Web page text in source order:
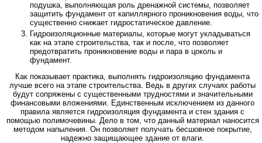
подушка, выполняющая роль дренажной системы, позволяет
защитить фундамент от капиллярного проникновения воды, что
существенно снижает гидростатическое давление.
Гидроизоляционные материалы, которые могут укладываться
как на этапе строительства, так и после, что позволяет
предотвратить проникновение воды и пара в цоколь и
фундамент.
Как показывает практика, выполнять гидроизоляцию фундамента
лучше всего на этапе строительства. Ведь в других случаях работы
будут сопряжены с существенными трудностями и значительными
финансовыми вложениями. Единственным исключением из данного
правила является гидроизоляция фундамента и стен здания с
помощью полимочевины. Дело в том, что данный материал наносится
методом напыления. Он позволяет получать бесшовное покрытие,
надежно защищающее здание от влаги.